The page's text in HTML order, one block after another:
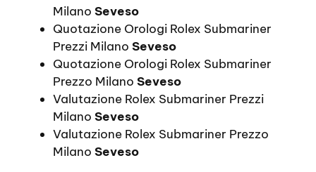
Milano Seveso
Quotazione Orologi Rolex Submariner
Prezzi Milano Seveso
Quotazione Orologi Rolex Submariner
Prezzo Milano Seveso
Valutazione Rolex Submariner Prezzi
Milano Seveso
Valutazione Rolex Submariner Prezzo
Milano Seveso